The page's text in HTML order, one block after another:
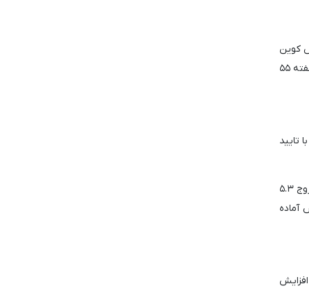
گزارش کوین
شیرز، احساسات مثبت با افزایش قابل توجه حجم معاملات در محصولات قابل معامله در بورس (ETP) بیشتر تقویت شد، که در این هفته ۵۵
تایید
علاوه بر این، این گزارش یک روند قابل توجه را برجسته می کند: موقعیت های فروش کوتاه بیت کوین برای سومین هفته متوالی با خروج ۵.۳
آماده
این افزایش